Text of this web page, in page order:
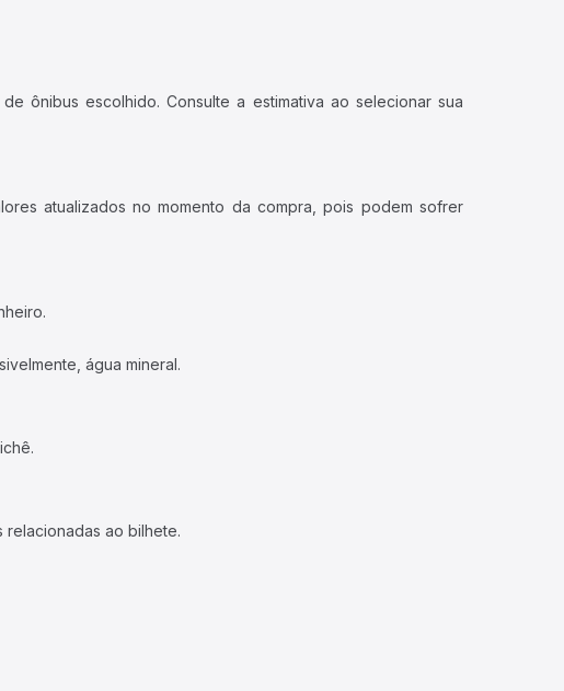
ônibus escolhido. Consulte a estimativa ao selecionar sua
atualizados no momento da compra, pois podem sofrer
água mineral.
ao bilhete.